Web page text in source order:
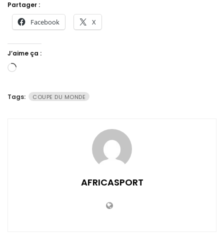
Partager :
Facebook X
J’aime ça :
Chargement…
Tags: COUPE DU MONDE
AFRICASPORT